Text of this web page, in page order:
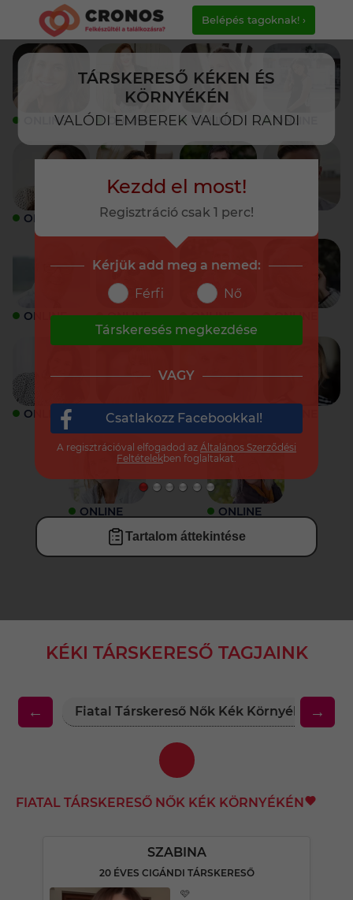
TÁRSKERESŐ KÉKEN ÉS
KÖRNYÉKÉN
VALÓDI EMBEREK VALÓDI RANDI
Belépés tagoknak! ›
ONLINE ONLINE ONLINE ONLINE
ONLINE ONLINE ONLINE
ONLINE ONLINE ONLINE ONLINE
ONLINE ONLINE ONLINE
ONLINE ONLINE
Tartalom áttekintése
KÉKI TÁRSKERESŐ TAGJAINK
← Fiatal Társkereső Nők Kék Környékén→
FIATAL TÁRSKERESŐ NŐK KÉK KÖRNYÉKÉN
SZABINA
20 ÉVES CIGÁNDI TÁRSKERESŐ
🩷
Kezdd el most!
Regisztráció csak 1 perc!
Kérjük add meg a nemed:
Férfi
Nő
Társkeresés megkezdése
VAGY
Csatlakozz Facebookkal!
A regisztrációval elfogadod az Általános Szerződési
Feltételekben foglaltakat.